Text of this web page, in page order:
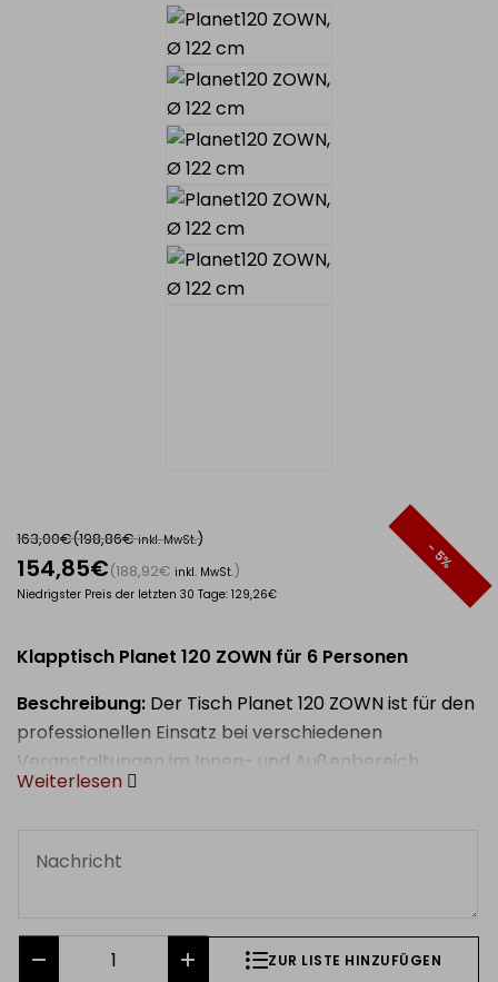
für die Gastronomie
- 5%
163,00€(198,86€inkl. MwSt.)
154,85€(188,92€ inkl. MwSt.)
Niedrigster Preis der letzten 30 Tage: 129,26€
Klapptisch Planet 120 ZOWN für 6 Personen
Beschreibung: Der Tisch Planet 120 ZOWN ist für den
professionellen Einsatz bei verschiedenen
Veranstaltungen im Innen- und Außenbereich
konzipiert. Die runde Tischplatte mit einem
Kunststoff und einem klappbaren Metallgestell,
Einklappen des Gestells in die Tischplatte, weshalb
er ideal für Gastronomieveranstaltungen und
Weiterlesen
ZUR LISTE HINZUFÜGEN